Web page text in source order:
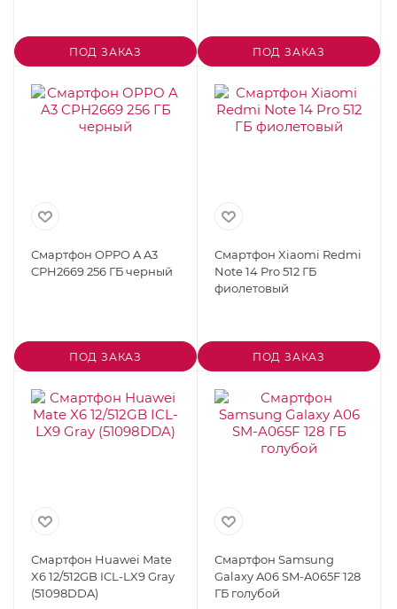
ПОД ЗАКАЗ ПОД ЗАКАЗ
Смартфон OPPO A A3
CPH2669 256 ГБ черный
ПОД ЗАКАЗ
Смартфон Xiaomi Redmi
Note 14 Pro 512 ГБ
фиолетовый
ПОД ЗАКАЗ
Смартфон Huawei Mate
X6 12/512GB ICL-LX9 Gray
(51098DDA)
Смартфон Samsung
Galaxy A06 SM-A065F 128
ГБ голубой